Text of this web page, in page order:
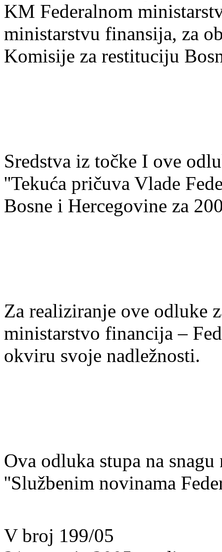
KM Federalnom
ministarstvu finansija, za
Komisije za restituciju
Sredstva iz točke I ove
''Tekuća pričuva Vlade
Bosne i Hercegovine za
Za realiziranje ove odluke
ministarstvo financija –
okviru svoje nadležnosti.
Ova odluka stupa na
''Službenim novinama
V broj 199/05